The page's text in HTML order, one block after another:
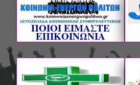
ΠΟΙΟΙ ΕΙΜΑΣΤΕ
ΕΠΙΚΟΙΝΩΝΙΑ